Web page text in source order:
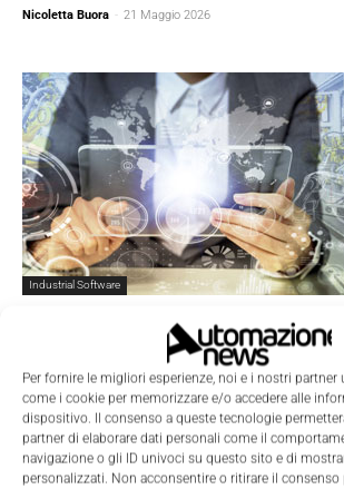
Per fornire le migliori esperienze, noi e i nostri
come i cookie per memorizzare e/o accedere alle
dispositivo. Il consenso a queste tecnologie
partner di elaborare dati personali come il
navigazione o gli ID univoci su questo sito e di
personalizzati. Non acconsentire o ritirare il
Nicoletta Buora - 21 Maggio 2026
Industrial Software
Ptc potenzia la sua
Nicoletta Buora - 26 Luglio 2019